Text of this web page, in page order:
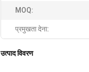
MOQ:
प्रमुखता देना:
उत्पाद विवरण